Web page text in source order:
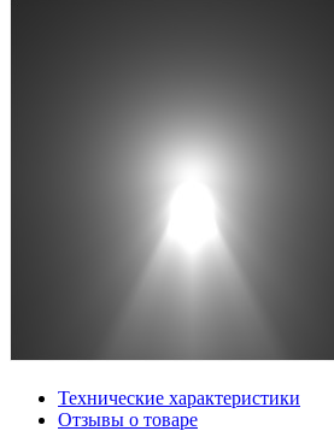
Технические характеристики
Отзывы о товаре